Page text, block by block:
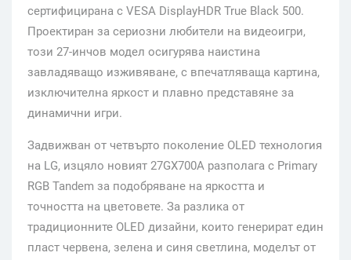
сертифицирана с VESA DisplayHDR True Black 500.
Проектиран за сериозни любители на видеоигри,
този 27-инчов модел осигурява наистина
завладяващо изживяване, с впечатляваща картина,
изключителна яркост и плавно представяне за
динамични игри.
Задвижван от четвърто поколение OLED технология
на LG, изцяло новият 27GX700A разполага с Primary
RGB Tandem за подобряване на яркостта и
точността на цветовете. За разлика от
традиционните OLED дизайни, които генерират един
пласт червена, зелена и синя светлина, моделът от